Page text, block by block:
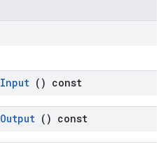
Input () const
Output () const